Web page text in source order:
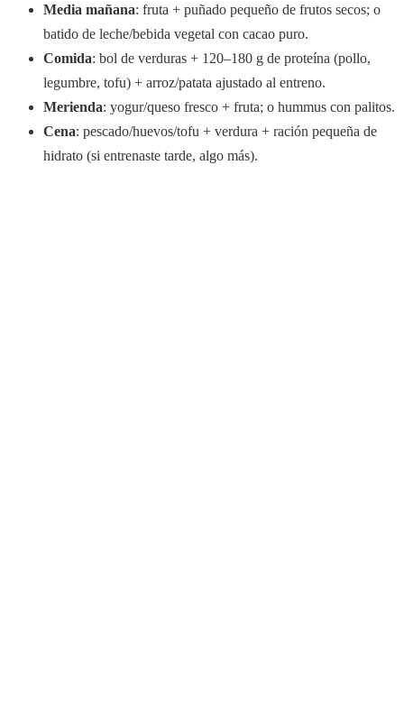
Media mañana: fruta + puñado pequeño de frutos secos; o
batido de leche/bebida vegetal con cacao puro.
Comida: bol de verduras + 120–180 g de proteína (pollo,
legumbre, tofu) + arroz/patata ajustado al entreno.
Merienda: yogur/queso fresco + fruta; o hummus con palitos.
Cena: pescado/huevos/tofu + verdura + ración pequeña de
hidrato (si entrenaste tarde, algo más).